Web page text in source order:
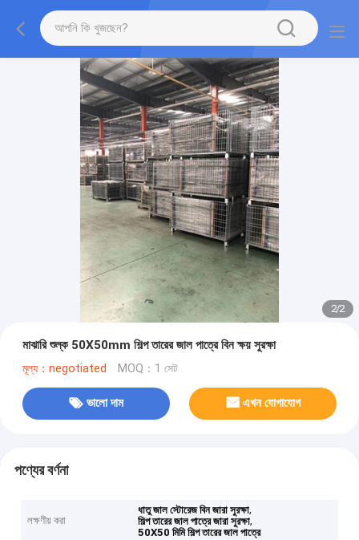
2/2
মাঝারি শুল্ক 50X50mm শিল্প তারের জাল পাত্রে বিন ক্ষয় সুরক্ষা
মূল্য：negotiated MOQ：1 সেট
ভালো দাম এখন যোগাযোগ
পণ্যের বর্ণনা
লক্ষণীয় করা
ধাতু জাল স্টোরেজ বিন জারা সুরক্ষা,
শিল্প তারের জাল পাত্রে জারা সুরক্ষা,
50X50 মিমি শিল্প তারের জাল পাত্রে